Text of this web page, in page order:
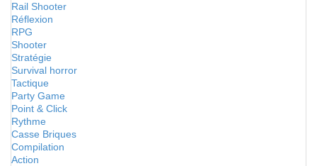
Rail Shooter
Réflexion
RPG
Shooter
Stratégie
Survival horror
Tactique
Party Game
Point & Click
Rythme
Casse Briques
Compilation
Action